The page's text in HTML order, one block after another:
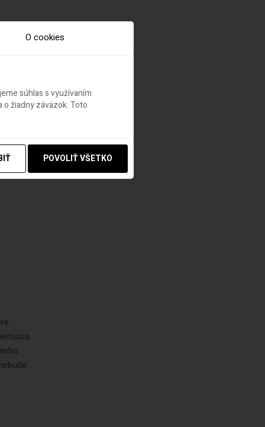
O cookies
súhlas s využívaním
žiadny záväzok. Toto
POVOLIŤ VŠETKO